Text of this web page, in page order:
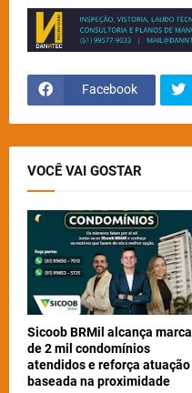
Facebook
VOCÊ VAI GOSTAR
Sicoob BRMil alcança marca
de 2 mil condomínios
atendidos e reforça atuação
baseada na proximidade